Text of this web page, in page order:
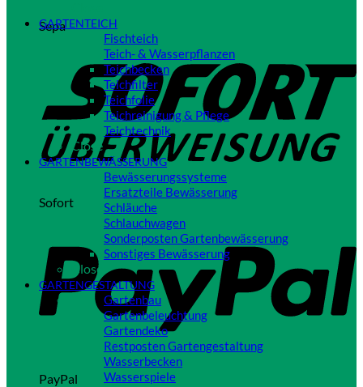
Sepa
Sofort
PayPal
GARTENTEICH
Fischteich
Teich- & Wasserpflanzen
Teichbecken
Teichfilter
Teichfolie
Teichreinigung & Pflege
Teichtechnik
Close
GARTENBEWÄSSERUNG
Bewässerungssysteme
Ersatzteile Bewässerung
Schläuche
Schlauchwagen
Sonderposten Gartenbewässerung
Sonstiges Bewässerung
Close
GARTENGESTALTUNG
Gartenbau
Gartenbeleuchtung
Gartendeko
Restposten Gartengestaltung
Wasserbecken
Wasserspiele